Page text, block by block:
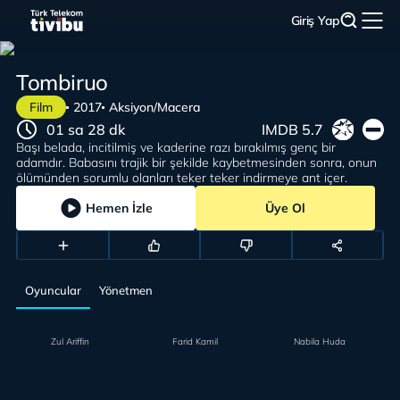
Giriş Yap
Film 2017 Aksiyon/Macera
Tombiruo
Başı belada, incitilmiş ve kaderine razı bırakılmış genç bir
adamdır. Babasını trajik bir şekilde kaybetmesinden sonra, onun
ölümünden sorumlu olanları teker teker indirmeye ant içer.
01 sa 28 dk IMDB 5.7
Hemen İzle Üye Ol
Oyuncular Yönetmen
Zul Ariffin Farid Kamil Nabila Huda